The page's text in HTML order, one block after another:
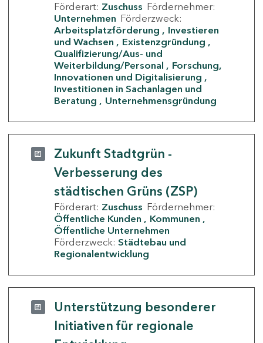
Förderart: Zuschuss Fördernehmer:
Unternehmen Förderzweck:
Arbeitsplatzförderung
Investieren
und Wachsen
Existenzgründung
Qualifizierung/Aus- und
Weiterbildung/Personal
Forschung,
Innovationen und Digitalisierung
Investitionen in Sachanlagen und
Beratung
Unternehmensgründung
Zukunft Stadtgrün -
Verbesserung des
städtischen Grüns (ZSP)
Förderart: Zuschuss Fördernehmer:
Öffentliche Kunden
Kommunen
Öffentliche Unternehmen
Förderzweck: Städtebau und
Regionalentwicklung
Unterstützung besonderer
Initiativen für regionale